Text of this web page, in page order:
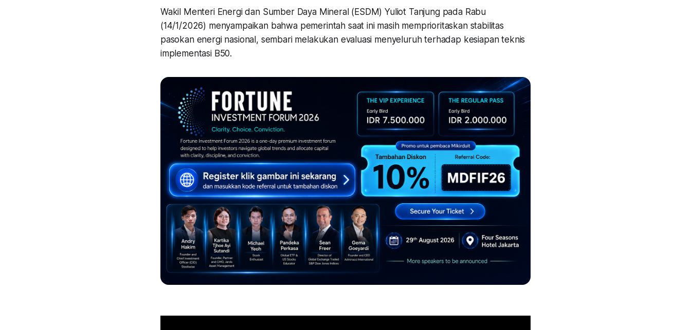
Wakil Menteri Energi dan Sumber Daya Mineral (ESDM) Yuliot Tanjung pada Rabu
(14/1/2026) menyampaikan bahwa pemerintah saat ini masih memprioritaskan stabilitas
pasokan energi nasional, sembari melakukan evaluasi menyeluruh terhadap kesiapan teknis
implementasi B50.